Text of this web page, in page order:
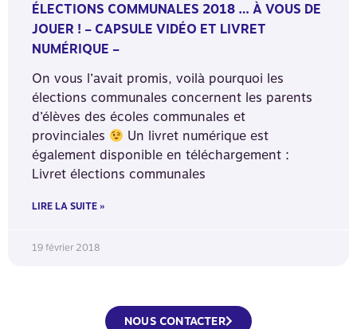
ÉLECTIONS COMMUNALES 2018 … À VOUS DE
JOUER ! – CAPSULE VIDÉO ET LIVRET
NUMÉRIQUE –
On vous l’avait promis, voilà pourquoi les
élections communales concernent les parents
d’élèves des écoles communales et
provinciales
Un livret numérique est
également disponible en téléchargement :
Livret élections communales
LIRE LA SUITE »
19 février 2018
NOUS CONTACTER